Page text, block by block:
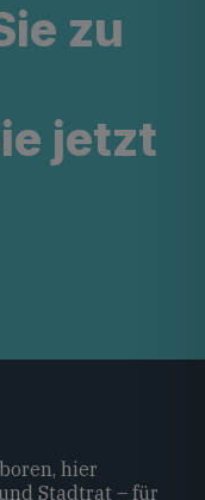
zu
jetzt
hier
Stadtrat – für